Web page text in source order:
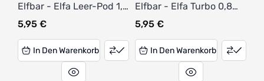
Elfbar - Elfa Leer-Pod 1,1
Ohm (2 Stück pro
Packung)
5,95 €
In Den Warenkorb
Elfbar - Elfa Turbo 0,8
Ohm Pod (2 Stück pro
Packung)
5,95 €
In Den Warenkorb